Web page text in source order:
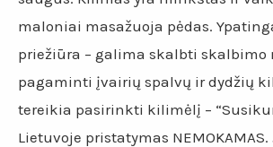
maloniai masažuoja pėdas.
priežiūra – galima skalbti skalbimo
pagaminti įvairių spalvų ir dydžių
tereikia pasirinkti kilimėlį –
Lietuvoje pristatymas